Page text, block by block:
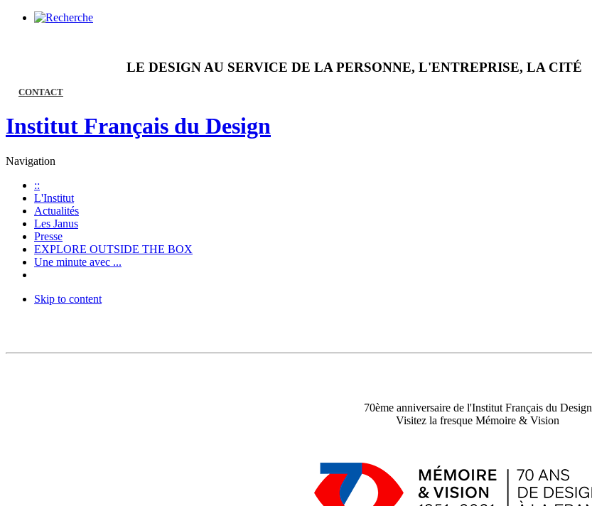
LE DESIGN AU SERVICE DE LA PERSONNE, L'ENTREPRISE, LA CITÉ
CONTACT
Institut Français du Design
Navigation
::
L'Institut
Actualités
Les Janus
Presse
EXPLORE OUTSIDE THE BOX
Une minute avec ...
Skip to content
70ème anniversaire de l'Institut Français du Design
Visitez la fresque Mémoire & Vision